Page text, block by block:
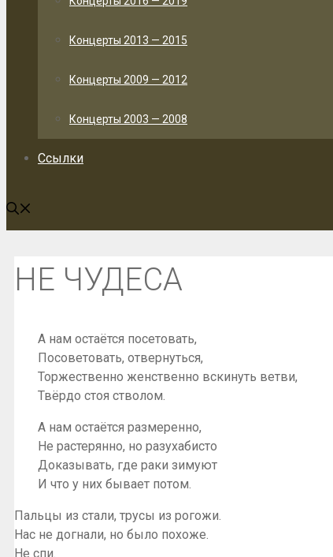
Концерты 2013 — 2015
Концерты 2009 — 2012
Концерты 2003 — 2008
Ссылки
НЕ ЧУДЕСА
А нам остаётся посетовать,
Посоветовать, отвернуться,
Торжественно женственно вскинуть ветви,
Твёрдо стоя стволом.
А нам остаётся размеренно,
Не растерянно, но разухабисто
Доказывать, где раки зимуют
И что у них бывает потом.
Пальцы из стали, трусы из рогожи.
Нас не догнали, но было похоже.
Не спи.